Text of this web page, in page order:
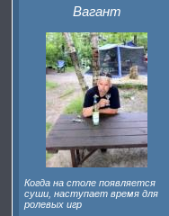
Вагант
Когда на столе появляется
суши, наступает время для
ролевых игр